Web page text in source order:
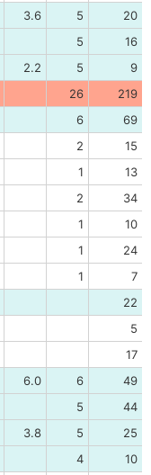
3.6 5
20
5
16
2.2 5
9
26
219
6
69
2
15
1
13
2
34
1
10
1
24
1
7
22
5
17
6.0 6
49
5
44
3.8 5
25
4
10